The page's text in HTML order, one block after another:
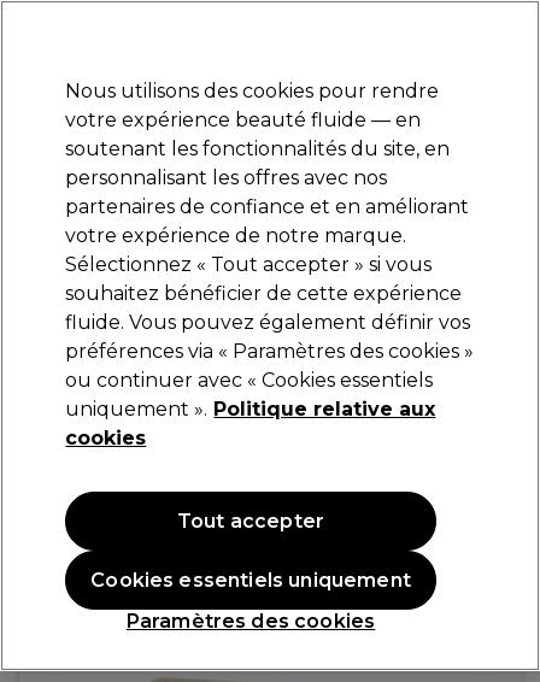
Se connecter
Marques Bons plans Coiffure Electro et Matériel
Livraison et délais
lire la suite
Sibel Lot de 12 Bigoudis à Permanente Bi-
Color 12 pcs Gris-Bleu
2,79 €
OFFRE
Nous utilisons des cookies pour rendre
votre expérience beauté fluide — en
soutenant les fonctionnalités du site, en
personnalisant les offres avec nos
partenaires de confiance et en améliorant
votre expérience de notre marque.
Sélectionnez « Tout accepter » si vous
souhaitez bénéficier de cette expérience
fluide. Vous pouvez également définir vos
préférences via « Paramètres des cookies »
ou continuer avec « Cookies essentiels
uniquement ». Politique relative aux
cookies
Paramètres des cookies
Cookies essentiels uniquement
Tout accepter